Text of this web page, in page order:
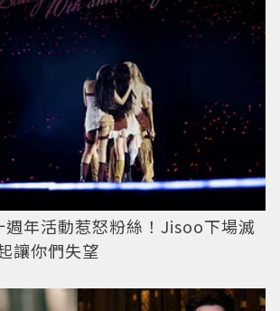
週年活動惹怒粉絲！Jisoo下場滅
讓你們失望